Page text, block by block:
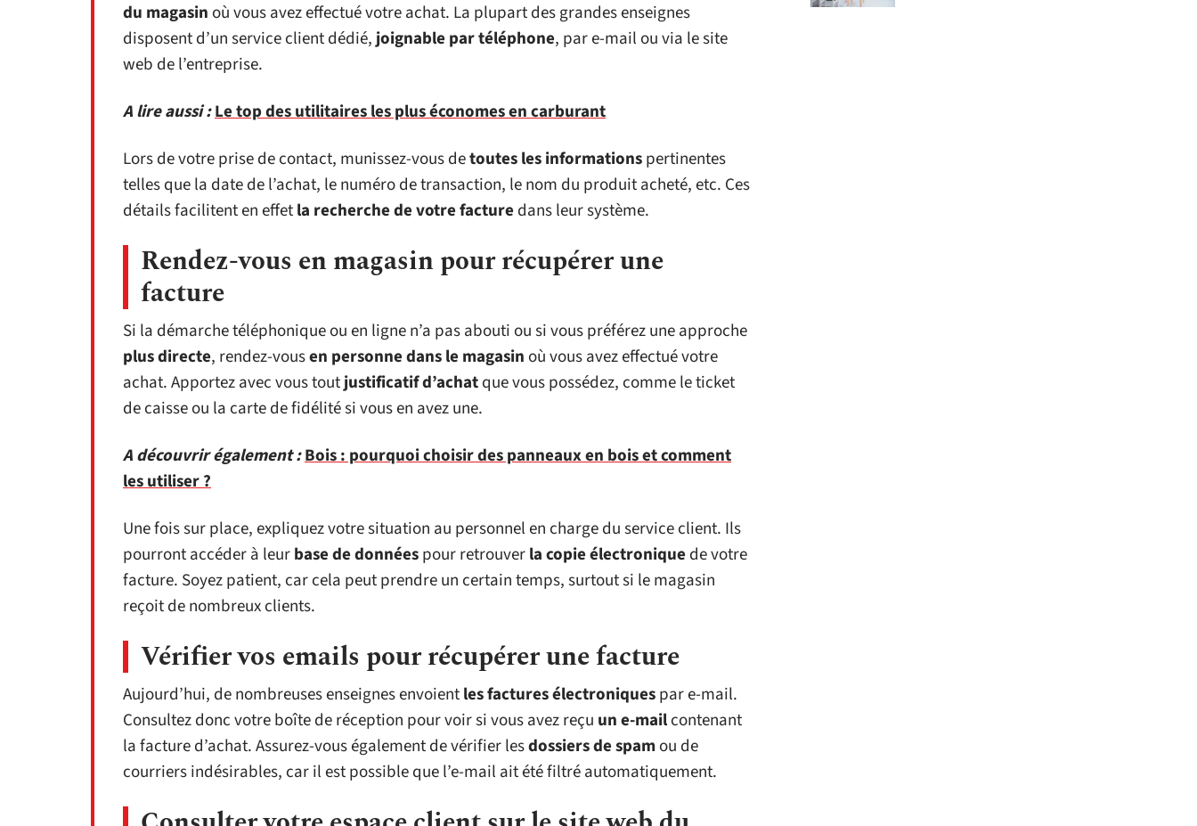
du magasin où vous avez effectué votre achat. La plupart des grandes enseignes
disposent d’un service client dédié,joignable par téléphone, par e-mail ou via le site
web de l’entreprise.
A lire aussi :Le top des utilitaires les plus économes en carburant
Lors de votre prise de contact, munissez-vous detoutes les informationspertinentes
telles que la date de l’achat, le numéro de transaction, le nom du produit acheté, etc. Ces
détails facilitent en effetla recherche de votre facture dans leur système.
Rendez-vous en magasin pour récupérer une
facture
Si la démarche téléphonique ou en ligne n’a pas abouti ou si vous préférez une approche
plus directe, rendez-vousen personne dans le magasin où vous avez effectué votre
achat. Apportez avec vous toutjustificatif d’achatque vous possédez, comme le ticket
de caisse ou la carte de fidélité si vous en avez une.
A découvrir également :Bois : pourquoi choisir des panneaux en bois et comment
les utiliser ?
Une fois sur place, expliquez votre situation au personnel en charge du service client. Ils
pourront accéder à leurbase de donnéespour retrouverla copie électronique de votre
facture. Soyez patient, car cela peut prendre un certain temps, surtout si le magasin
reçoit de nombreux clients.
Vérifier vos emails pour récupérer une facture
Aujourd’hui, de nombreuses enseignes envoientles factures électroniquespar e-mail.
Consultez donc votre boîte de réception pour voir si vous avez reçu un e-mailcontenant
la facture d’achat. Assurez-vous également de vérifier lesdossiers de spamou de
courriers indésirables, car il est possible que l’e-mail ait été filtré automatiquement.